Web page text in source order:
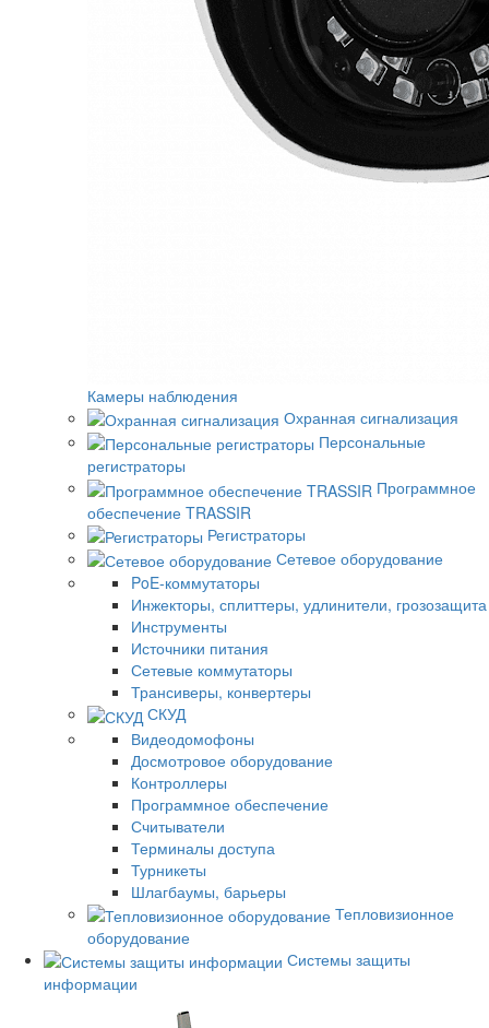
Камеры наблюдения
Охранная сигнализация
Персональные
регистраторы
Программное
обеспечение TRASSIR
Регистраторы
Сетевое оборудование
PoE-коммутаторы
Инжекторы, сплиттеры, удлинители, грозозащита
Инструменты
Источники питания
Сетевые коммутаторы
Трансиверы, конвертеры
СКУД
Видеодомофоны
Досмотровое оборудование
Контроллеры
Программное обеспечение
Считыватели
Терминалы доступа
Турникеты
Шлагбаумы, барьеры
Тепловизионное
оборудование
Системы защиты
информации